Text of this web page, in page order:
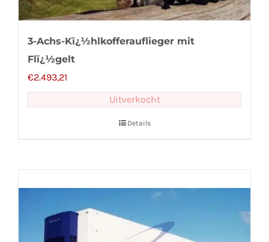
3-Achs-Kï¿½hlkofferauflieger mit
Flï¿½gelt
€2.493,21
Uitverkocht
Details